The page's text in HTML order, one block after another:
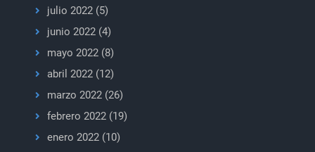
julio 2022(5)
junio 2022(4)
mayo 2022(8)
abril 2022(12)
marzo 2022(26)
febrero 2022(19)
enero 2022(10)